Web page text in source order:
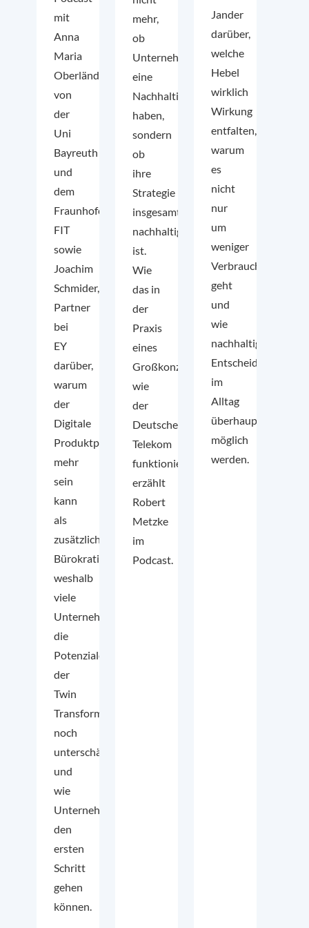
mit
Anna
Maria
Oberländer
von
der
Uni
Bayreuth
und
dem
Fraunhofer
FIT
sowie
Joachim
Schmider,
Partner
bei
EY
darüber,
warum
der
Digitale
Produktpass
mehr
sein
kann
als
zusätzliche
Bürokratie,
weshalb
viele
Unternehmen
die
Potenziale
der
Twin
Transformation
noch
unterschätzen
und
wie
Unternehmen
den
ersten
Schritt
gehen
können.
mehr,
ob
Unternehmen
eine
Nachhaltigkeitsstrategie
haben,
sondern
ob
ihre
Strategie
insgesamt
nachhaltig
ist.
Wie
das in
der
Praxis
eines
Großkonzerns
wie
der
Deutsche
Telekom
funktioniert,
erzählt
Robert
Metzke
im
Podcast.
Jander
darüber,
welche
Hebel
wirklich
Wirkung
entfalten,
warum
es
nicht
nur
um
weniger
Verbrauch
geht
und
wie
nachhaltige
Entscheidungen
im
Alltag
überhaupt
möglich
werden.